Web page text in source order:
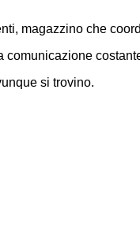
magazzino che
si trovino.